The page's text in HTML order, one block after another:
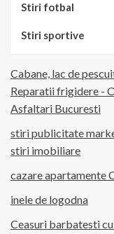
Stiri fotbal
Stiri sportive
Cabane, lac de
Reparatii frigidere -
Asfaltari Bucuresti
stiri publicitate
stiri imobiliare
cazare apartamente
inele de logodna
Ceasuri barbatesti